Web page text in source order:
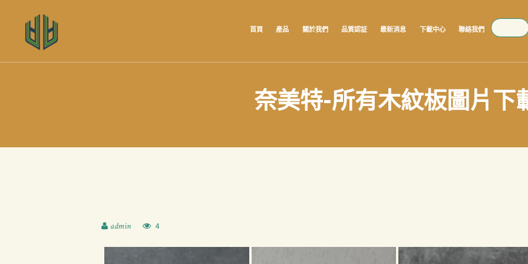
首頁 產品 關於我們 品質認証 最新消息 下載中心 聯絡我們
SEARCH
奈美特-所有木紋板圖片下
admin 4